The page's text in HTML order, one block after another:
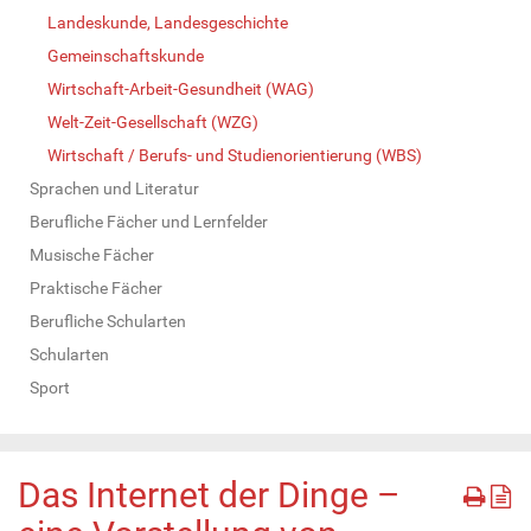
Landeskunde, Landesgeschichte
Gemeinschaftskunde
Wirtschaft-Arbeit-Gesundheit (WAG)
Welt-Zeit-Gesellschaft (WZG)
Wirtschaft / Berufs- und Studienorientierung (WBS)
Sprachen und Literatur
Berufliche Fächer und Lernfelder
Musische Fächer
Praktische Fächer
Berufliche Schularten
Schularten
Sport
Das Internet der Dinge –